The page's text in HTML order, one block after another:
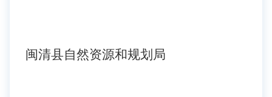
闽清县自然资源和规划局